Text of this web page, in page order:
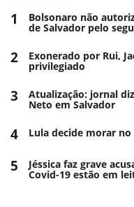
1 Bolsonaro não
de Salvador pelo
2 Exonerado por Rui,
privilegiado
3 Atualização: jornal
Neto em Salvador
4 Lula decide morar
5 Jéssica faz grave
Covid-19 estão em